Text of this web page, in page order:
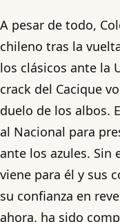
A pesar de todo,
chileno tras la
los clásicos ante la
crack del Cacique
duelo de los albos.
al Nacional para
ante los azules. Sin
viene para él y sus
su confianza en
ahora, ha sido